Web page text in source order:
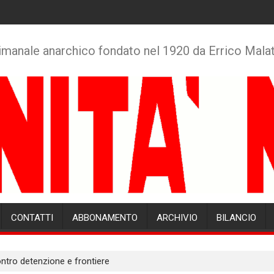
anarchico fondato nel 1920 da Errico
CONTATTI ABBONAMENTO ARCHIVIO BILANCIO
detenzione e frontiere